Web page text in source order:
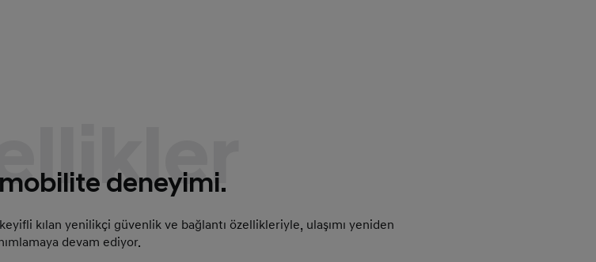
deneyimi.
kılan yenilikçi güvenlik ve bağlantı özellikleriyle, ulaşımı yeniden
devam ediyor.